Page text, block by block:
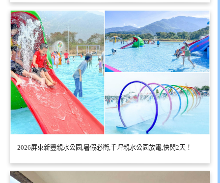
2026屏東新豐親水公園,暑假必衝,千坪親水公園放電,快閃2天！